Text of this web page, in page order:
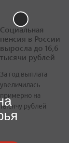
Социальная
пенсия в России
выросла до 16,6
тысячи рублей
За год выплата
увеличилась
примерно на
тысячу рублей